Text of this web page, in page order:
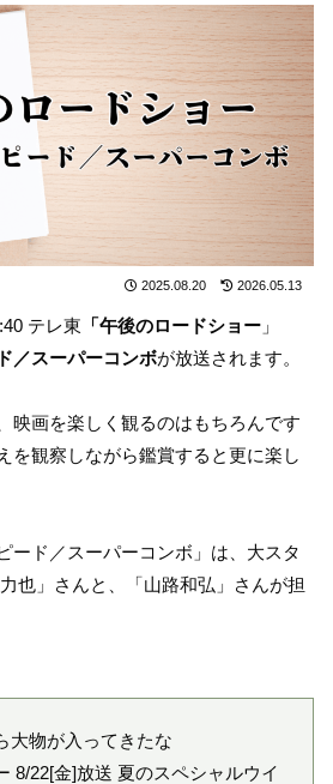
2025.08.20 2026.05.13
テレ東 「午後のロードショー 」
／スーパーコンボが放送されます。
映画を楽しく観るのはもちろんです
を観察しながら鑑賞すると更に楽し
ード／スーパーコンボ」は、大スタ
也」さんと、「山路和弘」さんが担
大物が入ってきたな
8/22[金]放送 夏のスペシャルウイ